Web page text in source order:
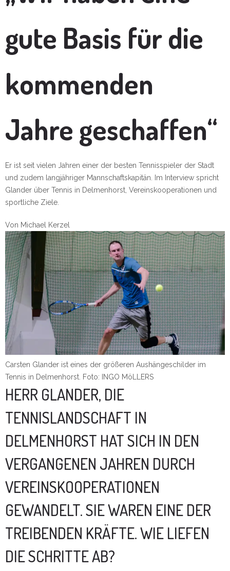
gute Basis für die
kommenden
Jahre geschaffen“
Er ist seit vielen Jahren einer der besten Tennisspieler der Stadt
und zudem langjähriger Mannschaftskapitän. Im Interview spricht
Glander über Tennis in Delmenhorst, Vereinskooperationen und
sportliche Ziele.
Von Michael Kerzel
Carsten Glander ist eines der größeren Aushängeschilder im
Tennis in Delmenhorst. Foto:
INGO MöLLERS
HERR GLANDER, DIE
TENNISLANDSCHAFT IN
DELMENHORST HAT SICH IN DEN
VERGANGENEN JAHREN DURCH
VEREINSKOOPERATIONEN
GEWANDELT. SIE WAREN EINE DER
TREIBENDEN KRÄFTE. WIE LIEFEN
DIE SCHRITTE AB?